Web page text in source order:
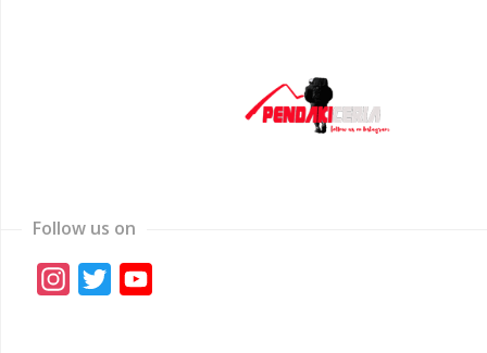
Follow us on
Instagram
Twitter